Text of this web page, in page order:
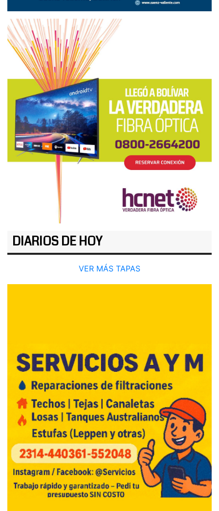
DIARIOS DE HOY
VER MÁS TAPAS